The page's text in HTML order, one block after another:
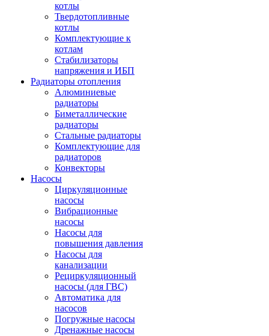
котлы
Твердотопливные
котлы
Комплектующие к
котлам
Стабилизаторы
напряжения и ИБП
Радиаторы отопления
Алюминиевые
радиаторы
Биметаллические
радиаторы
Стальные радиаторы
Комплектующие для
радиаторов
Конвекторы
Насосы
Циркуляционные
насосы
Вибрационные
насосы
Насосы для
повышения давления
Насосы для
канализации
Рециркуляционный
насосы (для ГВС)
Автоматика для
насосов
Погружные насосы
Дренажные насосы